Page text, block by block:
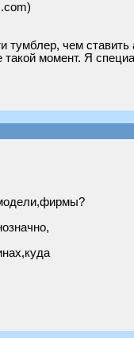
тумблер, чем
момент. Я
модели,фирмы?